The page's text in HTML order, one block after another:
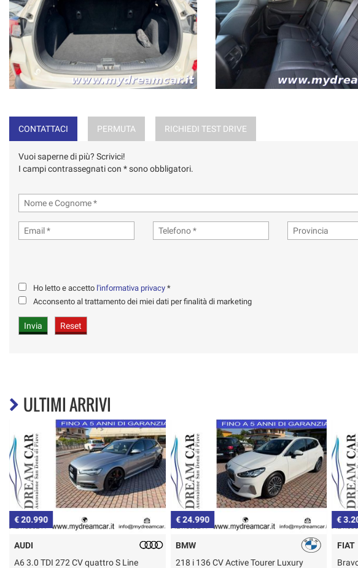
CONTATTACI PERMUTA RICHIEDI TEST DRIVE
Vuoi saperne di più? Scrivici!
I campi contrassegnati con * sono obbligatori.
Ho letto e accetto l'informativa privacy *
Acconsento al trattamento dei miei dati per finalità di marketing
ULTIMI ARRIVI
€ 20.990
AUDI
A6 3.0 TDI 272 CV quattro S Line
€ 24.990
BMW
218 i 136 CV Active Tourer Luxury
€
FIAT